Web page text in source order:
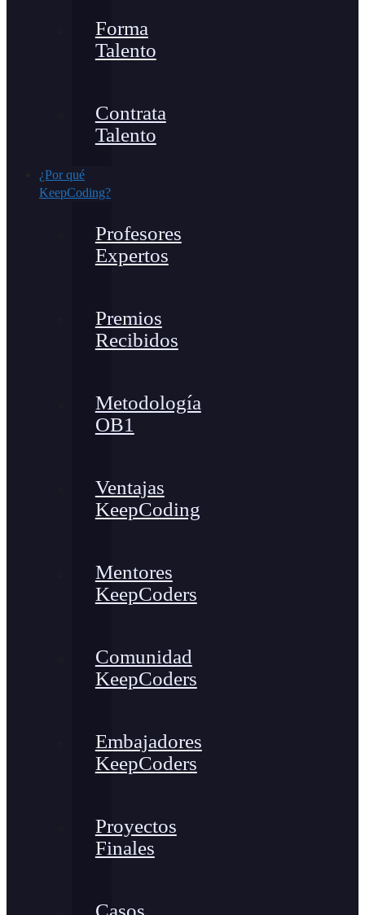
Forma
Talento
Contrata
Talento
¿Por qué
KeepCoding?
Profesores
Expertos
Premios
Recibidos
Metodología
OB1
Ventajas
KeepCoding
Mentores
KeepCoders
Comunidad
KeepCoders
Embajadores
KeepCoders
Proyectos
Finales
Casos